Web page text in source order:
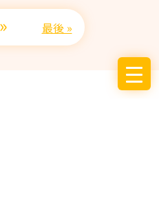
» 最後 »